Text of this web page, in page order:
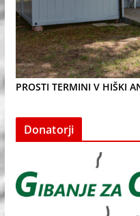
PROSTI TERMINI V HIŠKI
Donatorji